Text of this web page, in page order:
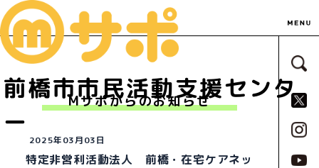
前橋市市民活動支援センタ
ー
サ
Mサポからのお知らせ
2025年03月03日
特定非営利活動法人 前橋・在宅ケアネッ